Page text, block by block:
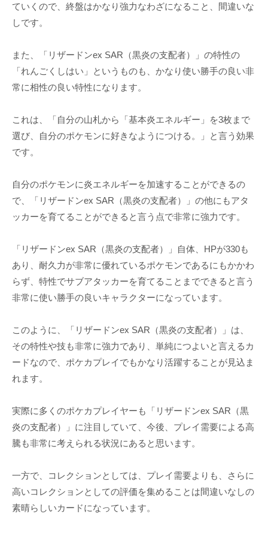
ていくので、終盤はかなり強力なわざになること、間違いな
しです。
また、「リザードンex SAR（黒炎の支配者）」の特性の
「れんごくしはい」というものも、かなり使い勝手の良い非
常に相性の良い特性になります。
これは、「自分の山札から「基本炎エネルギー」を3枚まで
選び、自分のポケモンに好きなようにつける。」と言う効果
です。
自分のポケモンに炎エネルギーを加速することができるの
で、「リザードンex SAR（黒炎の支配者）」の他にもアタ
ッカーを育てることができると言う点で非常に強力です。
「リザードンex SAR（黒炎の支配者）」自体、HPが330も
あり、耐久力が非常に優れているポケモンであるにもかかわ
らず、特性でサブアタッカーを育てることまでできると言う
非常に使い勝手の良いキャラクターになっています。
このように、「リザードンex SAR（黒炎の支配者）」は、
その特性や技も非常に強力であり、単純につよいと言えるカ
ードなので、ポケカプレイでもかなり活躍することが見込ま
れます。
実際に多くのポケカプレイヤーも「リザードンex SAR（黒
炎の支配者）」に注目していて、今後、プレイ需要による高
騰も非常に考えられる状況にあると思います。
一方で、コレクションとしては、プレイ需要よりも、さらに
高いコレクションとしての評価を集めることは間違いなしの
素晴らしいカードになっています。